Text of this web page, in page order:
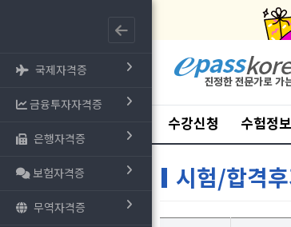
국제자격증
금융투자자격증
은행자격증
보험자격증
무역자격증
수강신청 수험정보
시험/합격